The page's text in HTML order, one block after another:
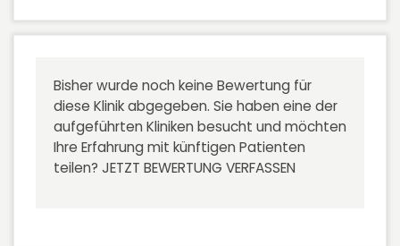
Bisher wurde noch keine Bewertung für
diese Klinik abgegeben. Sie haben eine der
aufgeführten Kliniken besucht und möchten
Ihre Erfahrung mit künftigen Patienten
teilen? JETZT BEWERTUNG VERFASSEN